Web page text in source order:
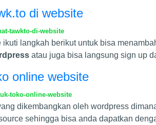
di website
tawkto-di-website
langkah berikut untuk bisa
atau juga bisa langsung sign up
online website
toko-online-website
dikembangkan oleh wordpress
sehingga bisa anda dapatkan